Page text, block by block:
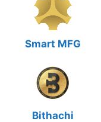
Smart MFG
Bithachi